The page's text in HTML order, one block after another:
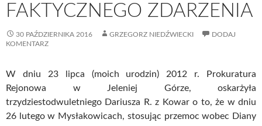
FAKTYCZNEGO ZDARZENIA
30 PAŹDZIERNIKA 2016 GRZEGORZ NIEDŹWIECKI
DODAJ
KOMENTARZ
W dniu 23 lipca (moich urodzin) 2012 r. Prokuratura
Rejonowa w Jeleniej Górze, oskarżyła
trzydziestodwuletniego Dariusza R. z Kowar o to, że w dniu
26 lutego w Mysłakowicach, stosując przemoc wobec Diany